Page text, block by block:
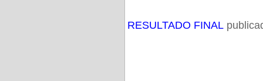
RESULTADO FINAL